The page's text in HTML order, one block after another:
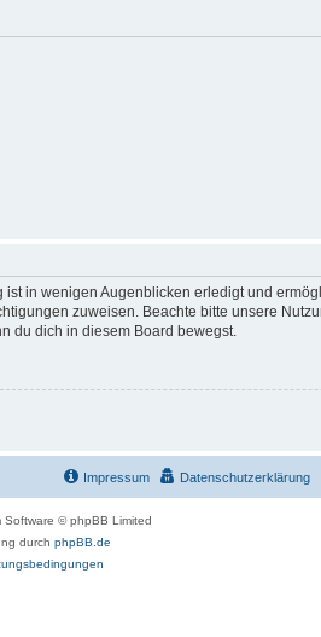
in wenigen Augenblicken erledigt und
zuweisen. Beachte bitte unsere
du dich in diesem Board bewegst.
Datenschutzerklärung
Impressum
Software © phpBB Limited
durch phpBB.de